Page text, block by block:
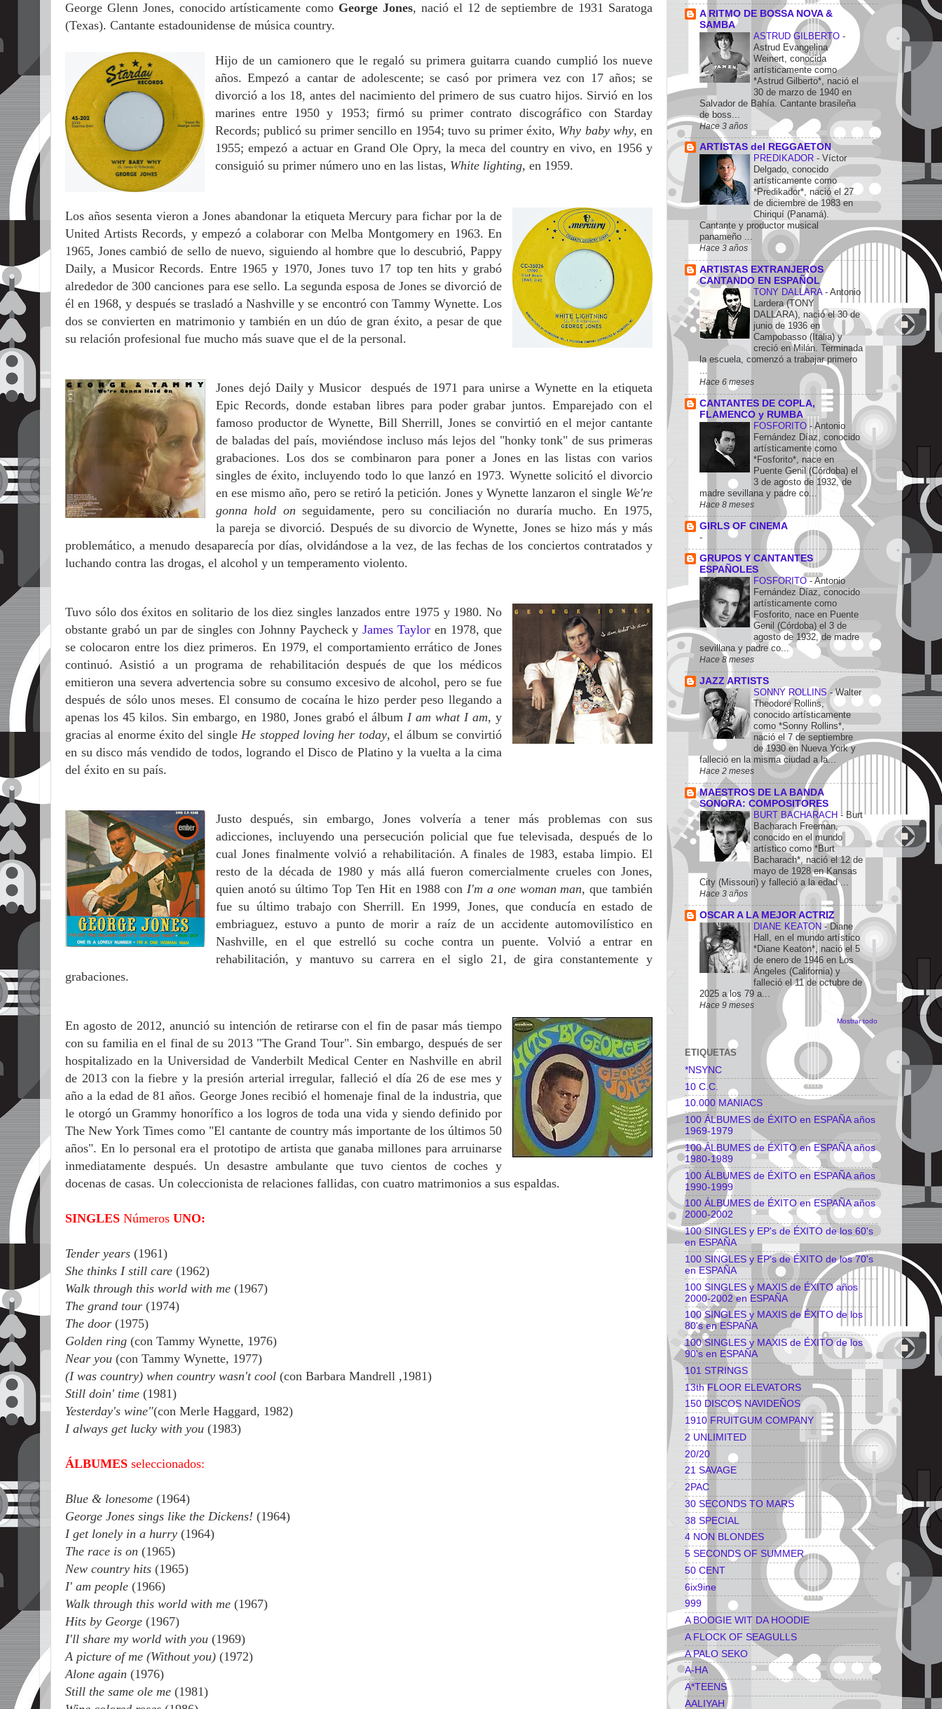
George Glenn Jones, conocido artísticamente como George Jones, nació el 12 de septiembre de 1931 Saratoga
(Texas). Cantante estadounidense de música country.
Hijo de un camionero que le regaló su primera guitarra cuando cumplió los nueve
años. Empezó a cantar de adolescente; se casó por primera vez con 17 años; se
divorció a los 18, antes del nacimiento del primero de sus cuatro hijos. Sirvió en los
marines entre 1950 y 1953; firmó su primer contrato discográfico con Starday
Records; publicó su primer sencillo en 1954; tuvo su primer éxito, Why baby why, en
1955; empezó a actuar en Grand Ole Opry, la meca del country en vivo, en 1956 y
consiguió su primer número uno en las listas, White lighting, en 1959.
Los años sesenta vieron a Jones abandonar la etiqueta Mercury para fichar por la de
United Artists Records, y empezó a colaborar con Melba Montgomery en 1963. En
1965, Jones cambió de sello de nuevo, siguiendo al hombre que lo descubrió, Pappy
Daily, a Musicor Records. Entre 1965 y 1970, Jones tuvo 17 top ten hits y grabó
alrededor de 300 canciones para ese sello. La segunda esposa de Jones se divorció de
él en 1968, y después se trasladó a Nashville y se encontró con Tammy Wynette. Los
dos se convierten en matrimonio y también en un dúo de gran éxito, a pesar de que
su relación profesional fue mucho más suave que el de la personal.
Jones dejó Daily y Musicor después de 1971 para unirse a Wynette en la etiqueta
Epic Records, donde estaban libres para poder grabar juntos. Emparejado con el
famoso productor de Wynette, Bill Sherrill, Jones se convirtió en el mejor cantante
de baladas del país, moviéndose incluso más lejos del "honky tonk" de sus primeras
grabaciones. Los dos se combinaron para poner a Jones en las listas con varios
singles de éxito, incluyendo todo lo que lanzó en 1973. Wynette solicitó el divorcio
en ese mismo año, pero se retiró la petición. Jones y Wynette lanzaron el single We're
gonna hold onseguidamente, pero su conciliación no duraría mucho. En 1975,
la pareja se divorció. Después de su divorcio de Wynette, Jones se hizo más y más
problemático, a menudo desaparecía por días, olvidándose a la vez, de las fechas de los conciertos contratados y
luchando contra las drogas, el alcohol y un temperamento violento.
Tuvo sólo dos éxitos en solitario de los diez singles lanzados entre 1975 y 1980. No
obstante grabó un par de singles con Johnny Paycheck yJames Taylor en 1978, que
se colocaron entre los diez primeros. En 1979, el comportamiento errático de Jones
continuó. Asistió a un programa de rehabilitación después de que los médicos
emitieron una severa advertencia sobre su consumo excesivo de alcohol, pero se fue
después de sólo unos meses. El consumo de cocaína le hizo perder peso llegando a
apenas los 45 kilos. Sin embargo, en 1980, Jones grabó el álbum I am what I am, y
gracias al enorme éxito del single He stopped loving her today, el álbum se convirtió
en su disco más vendido de todos, logrando el Disco de Platino y la vuelta a la cima
del éxito en su país.
Justo después, sin embargo, Jones volvería a tener más problemas con sus
adicciones, incluyendo una persecución policial que fue televisada, después de lo
cual Jones finalmente volvió a rehabilitación. A finales de 1983, estaba limpio. El
resto de la década de 1980 y más allá fueron comercialmente crueles con Jones,
quien anotó su último Top Ten Hit en 1988 con I'm a one woman man, que también
fue su último trabajo con Sherrill. En 1999, Jones, que conducía en estado de
embriaguez, estuvo a punto de morir a raíz de un accidente automovilístico en
Nashville, en el que estrelló su coche contra un puente. Volvió a entrar en
rehabilitación, y mantuvo su carrera en el siglo 21, de gira constantemente y
grabaciones.
En agosto de 2012, anunció su intención de retirarse con el fin de pasar más tiempo
con su familia en el final de su 2013 "The Grand Tour". Sin embargo, después de ser
hospitalizado en la Universidad de Vanderbilt Medical Center en Nashville en abril
de 2013 con la fiebre y la presión arterial irregular, falleció el día 26 de ese mes y
año a la edad de 81 años. George Jonesrecibió el homenaje final de la industria, que
le otorgó un Grammy honorífico a los logros de toda una vida y siendo definido por
The New York Times como "El cantante de country más importante de los últimos 50
años".En lo personal era el prototipo de artista que ganaba millones para arruinarse
inmediatamente después. Un desastre ambulante que tuvo cientos de coches y
docenas de casas. Un coleccionista de relaciones fallidas, con cuatro matrimonios a sus espaldas.
SINGLES Números UNO:
Tender years (1961)
She thinks I still care (1962)
Walk through this world with me (1967)
The grand tour (1974)
The door (1975)
Golden ring (con Tammy Wynette, 1976)
Near you (con Tammy Wynette, 1977)
(I was country) when country wasn't cool (con Barbara Mandrell ,1981)
Still doin' time (1981)
Yesterday's wine"(con Merle Haggard, 1982)
I always get lucky with you (1983)
ÁLBUMES seleccionados:
Blue & lonesome (1964)
George Jones sings like the Dickens! (1964)
I get lonely in a hurry (1964)
The race is on (1965)
New country hits (1965)
I' am people (1966)
Walk through this world with me (1967)
Hits by George (1967)
I'll share my world with you (1969)
A picture of me (Without you) (1972)
Alone again (1976)
Still the same ole me (1981)
A RITMO DE BOSSA NOVA &
SAMBA
ASTRUD GILBERTO -
Astrud Evangelina
Weinert, conocida
artísticamente como
*Astrud Gilberto*, nació el
30 de marzo de 1940 en
Salvador de Bahía. Cantante brasileña
de boss...
Hace 3 años
ARTISTAS del REGGAETON
PREDIKADOR - Víctor
Delgado, conocido
artísticamente como
*Predikador*, nació el 27
de diciembre de 1983 en
Chiriquí (Panamá).
Cantante y productor musical
panameño ...
Hace 3 años
ARTISTAS EXTRANJEROS
CANTANDO EN ESPAÑOL
TONY DALLARA - Antonio
Lardera (TONY
DALLARA), nació el 30 de
junio de 1936 en
Campobasso (Italia) y
creció en Milán. Terminada
la escuela, comenzó a trabajar primero
...
Hace 6 meses
CANTANTES DE COPLA,
FLAMENCO y RUMBA
FOSFORITO - Antonio
Fernández Díaz, conocido
artísticamente como
*Fosforito*, nace en
Puente Genil (Córdoba) el
3 de agosto de 1932, de
madre sevillana y padre co...
Hace 8 meses
GIRLS OF CINEMA
-
GRUPOS Y CANTANTES
ESPAÑOLES
FOSFORITO-Antonio
Fernández Díaz, conocido
artísticamente como
Fosforito, nace en Puente
Genil (Córdoba) el 3 de
agosto de 1932, de madre
sevillana y padre co...
Hace 8 meses
JAZZ ARTISTS
SONNY ROLLINS-Walter
Theodore Rollins,
conocido artísticamente
como *Sonny Rollins*,
nació el 7 de septiembre
de 1930 en Nueva York y
falleció en la misma ciudad a la...
Hace 2 meses
MAESTROS DE LA BANDA
SONORA: COMPOSITORES
BURT BACHARACH - Burt
Bacharach Freeman,
conocido en el mundo
artístico como *Burt
Bacharach*, nació el 12 de
mayo de 1928 en Kansas
City (Missouri) y falleció a la edad ...
Hace 3 años
OSCAR A LA MEJOR ACTRIZ
DIANE KEATON-Diane
Hall, en el mundo artístico
*Diane Keaton*, nació el 5
de enero de 1946 en Los
Ángeles (California) y
falleció el 11 de octubre de
2025 a los 79 a...
Hace 9 meses
Mostrar todo
ETIQUETAS
*NSYNC
10 C.C.
10.000 MANIACS
100 ÁLBUMES de ÉXITO en ESPAÑA años
1969-1979
100 ÁLBUMES de ÉXITO en ESPAÑA años
1980-1989
100 ÁLBUMES de ÉXITO en ESPAÑA años
1990-1999
100 ÁLBUMES de ÉXITO en ESPAÑA años
2000-2002
100 SINGLES y EP's de ÉXITO de los 60's
en ESPAÑA
100 SINGLES y EP's de ÉXITO de los 70's
en ESPAÑA
100 SINGLES y MAXIS de ÉXITO años
2000-2002 en ESPAÑA
100 SINGLES y MAXIS de ÉXITO de los
80's en ESPAÑA
100 SINGLES y MAXIS de ÉXITO de los
90's en ESPAÑA
101 STRINGS
13th FLOOR ELEVATORS
150 DISCOS NAVIDEÑOS
1910 FRUITGUM COMPANY
2 UNLIMITED
20/20
21 SAVAGE
2PAC
30 SECONDS TO MARS
38 SPECIAL
4 NON BLONDES
5 SECONDS OF SUMMER
50 CENT
6ix9ine
999
A BOOGIE WIT DA HOODIE
A FLOCK OF SEAGULLS
A PALO SEKO
A-HA
A*TEENS
AALIYAH